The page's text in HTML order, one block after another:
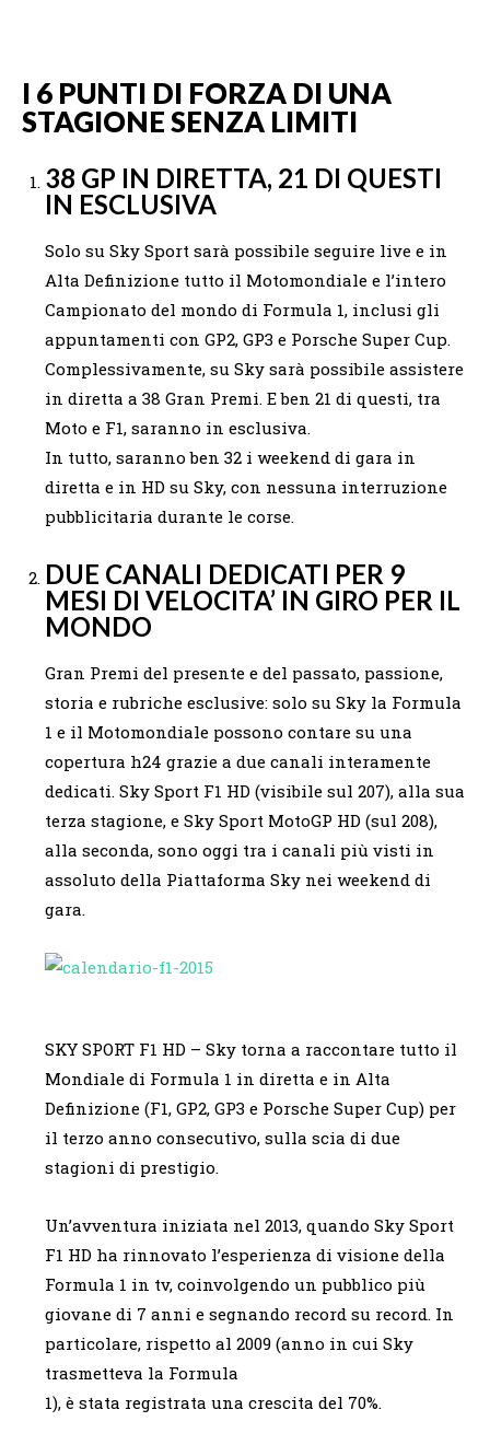
I 6 PUNTI DI FORZA DI UNA
STAGIONE SENZA LIMITI
38 GP IN DIRETTA, 21 DI QUESTI
IN ESCLUSIVA
Solo su Sky Sport sarà possibile seguire live e in
Alta Definizione tutto il Motomondiale e l’intero
Campionato del mondo di Formula 1, inclusi gli
appuntamenti con GP2, GP3 e Porsche Super Cup.
Complessivamente, su Sky sarà possibile assistere
in diretta a 38 Gran Premi. E ben 21 di questi, tra
Moto e F1, saranno in esclusiva.
In tutto, saranno ben 32 i weekend di gara in
diretta e in HD su Sky, con nessuna interruzione
pubblicitaria durante le corse.
DUE CANALI DEDICATI PER 9
MESI DI VELOCITA’ IN GIRO PER IL
MONDO
Gran Premi del presente e del passato, passione,
storia e rubriche esclusive: solo su Sky la Formula
1 e il Motomondiale possono contare su una
copertura h24 grazie a due canali interamente
dedicati. Sky Sport F1 HD (visibile sul 207), alla sua
terza stagione, e Sky Sport MotoGP HD (sul 208),
alla seconda, sono oggi tra i canali più visti in
assoluto della Piattaforma Sky nei weekend di
gara.
SKY SPORT F1 HD – Sky torna a raccontare tutto il
Mondiale di Formula 1 in diretta e in Alta
Definizione (F1, GP2, GP3 e Porsche Super Cup) per
il terzo anno consecutivo, sulla scia di due
stagioni di prestigio.
Un’avventura iniziata nel 2013, quando Sky Sport
F1 HD ha rinnovato l’esperienza di visione della
Formula 1 in tv, coinvolgendo un pubblico più
giovane di 7 anni e segnando record su record. In
particolare, rispetto al 2009 (anno in cui Sky
trasmetteva la Formula
1), è stata registrata una crescita del 70%.